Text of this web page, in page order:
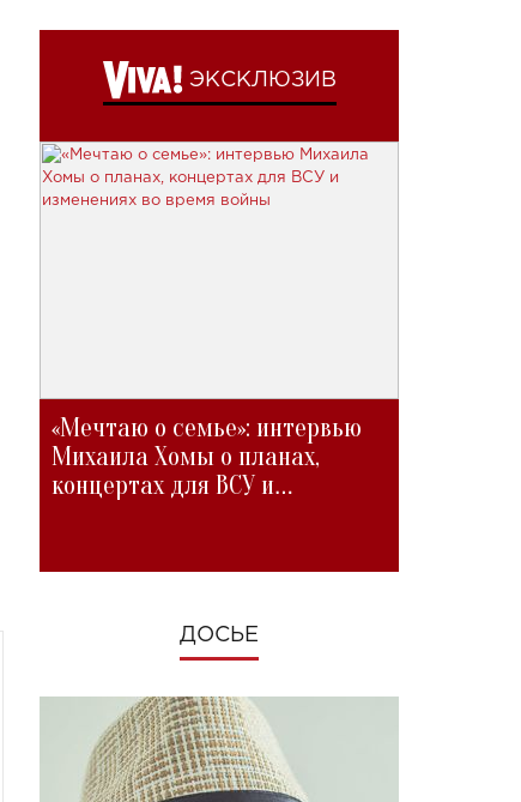
ЭКСКЛЮЗИВ
«Мечтаю о семье»: интервью
Михаила Хомы о планах,
концертах для ВСУ и
ДОСЬЕ